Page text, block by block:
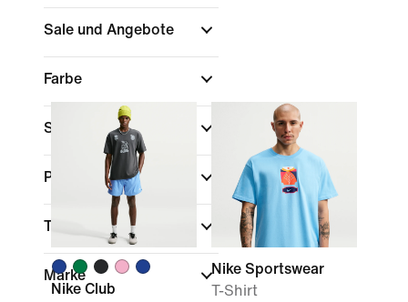
Sale und Angebote
Farbe
Sport
Passform
Technologie
Marke
Nike Club
Nike Sportswear
T-Shirt